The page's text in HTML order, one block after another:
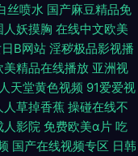
丝喷水 国产麻豆精品免
人妖摸胸 在线中文欧美
B网站 淫秽极品影视播
美精品在线播放 亚洲视
天堂黄色视频 91爱爱视
人草掉香蕉 操碰在线不
人影院 免费欧美α片 吃
国产在线视频专区 日韩